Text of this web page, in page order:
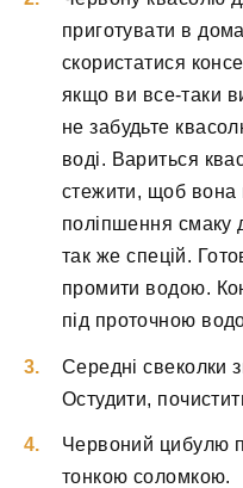
приготувати в
скористатися
якщо ви все-таки
не забудьте
воді. Вариться
стежити, щоб вона
поліпшення смаку
так же спецій.
промити водою.
під проточною
Середні свеколки
Остудити,
Червоний цибулю
тонкою соломкою.